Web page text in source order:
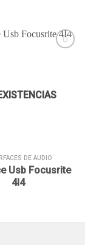
lista de
DE AUDIO
Usb Focusrite
4I4